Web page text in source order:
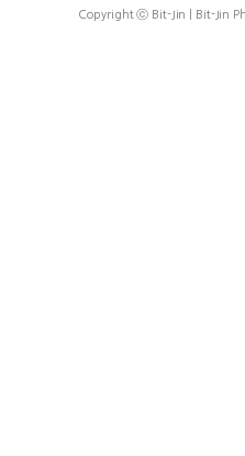
Copyright ⓒ Bit-Jin | Bit-Jin